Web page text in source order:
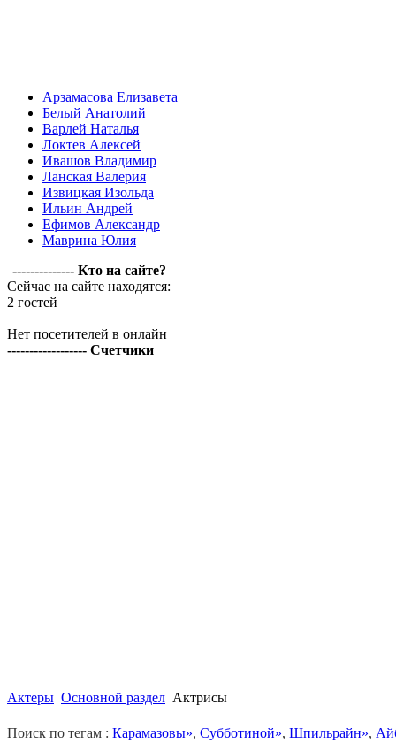
Арзамасова Елизавета
Белый Анатолий
Варлей Наталья
Локтев Алексей
Ивашов Владимир
Ланская Валерия
Извицкая Изольда
Ильин Андрей
Ефимов Александр
Маврина Юлия
-------------- Кто на сайте?
Сейчас на сайте находятся:
2 гостей
Нет посетителей в онлайн
------------------ Счетчики
Актеры Основной раздел Актрисы
Поиск по тегам : Карамазовы», Субботиной», Шпильрайн»,